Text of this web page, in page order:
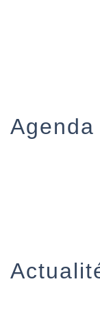
Agenda